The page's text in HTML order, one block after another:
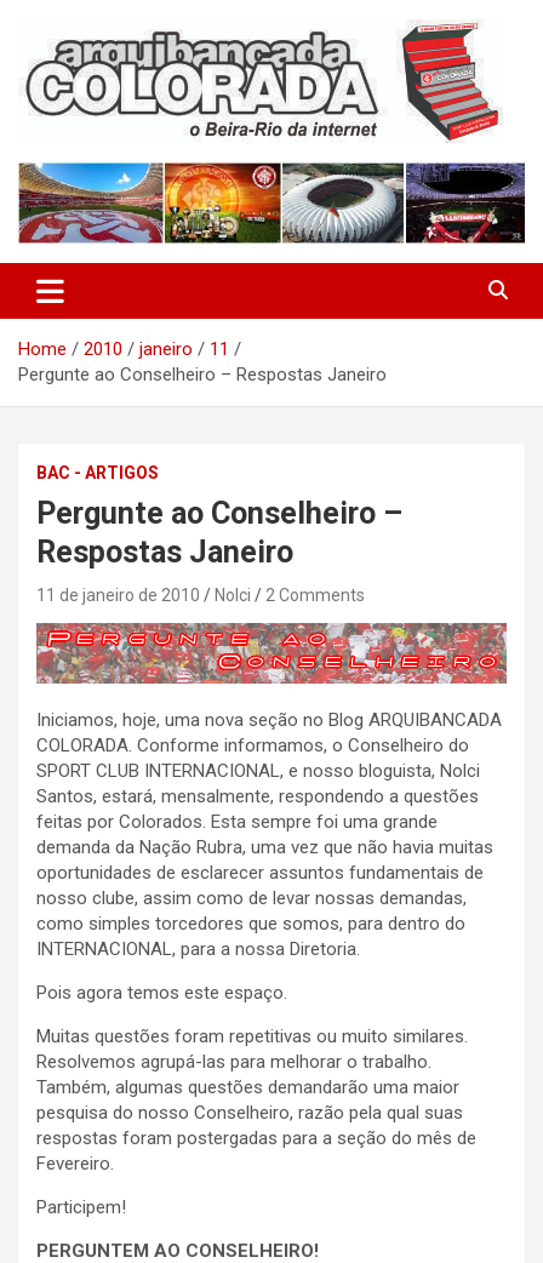
content
Arquibancada Colorada
Home 2010 janeiro
11
Pergunte ao Conselheiro – Respostas Janeiro
BAC - ARTIGOS
Pergunte ao Conselheiro –
Respostas Janeiro
11 de janeiro de 2010 Nolci 2 Comments
Iniciamos, hoje, uma nova seção no Blog ARQUIBANCADA
COLORADA. Conforme informamos, o Conselheiro do
SPORT CLUB INTERNACIONAL, e nosso bloguista, Nolci
Santos, estará, mensalmente, respondendo a questões
feitas por Colorados. Esta sempre foi uma grande
demanda da Nação Rubra, uma vez que não havia muitas
oportunidades de esclarecer assuntos fundamentais de
nosso clube, assim como de levar nossas demandas,
como simples torcedores que somos, para dentro do
INTERNACIONAL, para a nossa Diretoria.
Pois agora temos este espaço.
Muitas questões foram repetitivas ou muito similares.
Resolvemos agrupá-las para melhorar o trabalho.
Também, algumas questões demandarão uma maior
pesquisa do nosso Conselheiro, razão pela qual suas
respostas foram postergadas para a seção do mês de
Fevereiro.
Participem!
PERGUNTEM AO CONSELHEIRO!